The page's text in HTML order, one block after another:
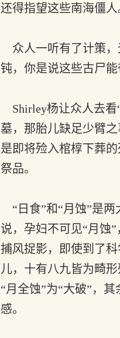
还得指望这些南海僵人
众人一听有了计策，
钝，你是说这些古尸
Shirley杨让众人去看
墓，那胎儿缺足少臂
是即将殓入棺椁下葬
祭品。
“日食”和“月蚀”是两
说，孕妇不可见“月蚀
捕风捉影，即使到了
儿，十有八九皆为畸
“月全蚀”为“大破”，
感。